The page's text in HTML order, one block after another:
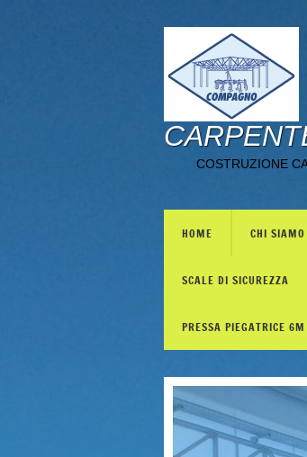
COSTRUZIONE
HOME CHI SIAMO
SCALE DI SICUREZZA
PRESSA PIEGATRICE